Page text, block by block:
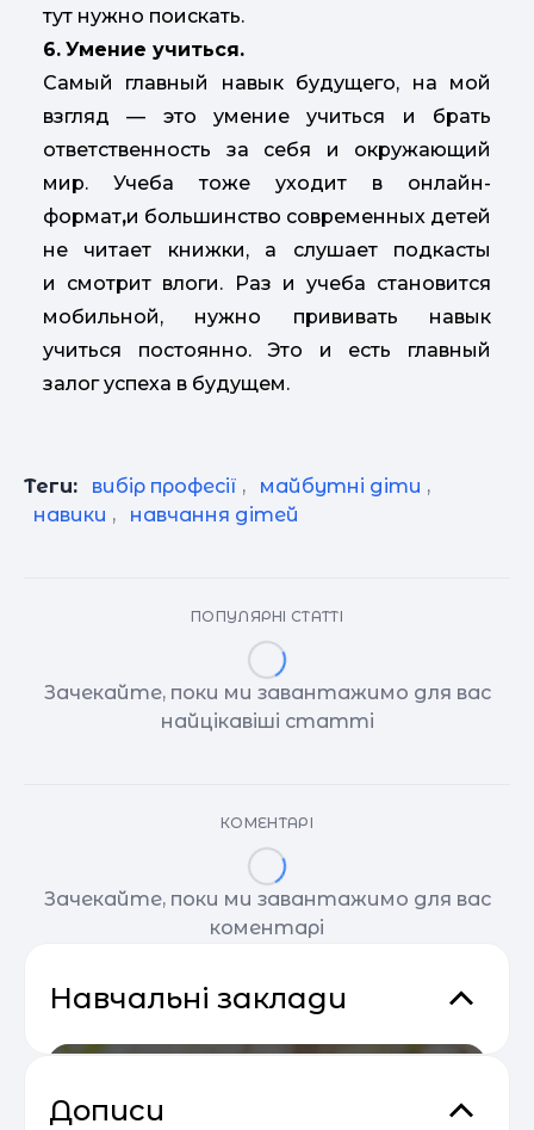
тут нужно поискать.
6. Умение учиться.
Самый главный навык будущего, на мой
взгляд — это умение учиться и брать
ответственность за себя и окружающий
мир. Учеба тоже уходит в онлайн-
формат,и большинство современных детей
не читает книжки, а слушает подкасты
и смотрит влоги. Раз и учеба становится
мобильной, нужно прививать навык
учиться постоянно. Это и есть главный
залог успеха в будущем.
Теги: вибір професії , майбутні діти ,
навики , навчання дітей
ПОПУЛЯРНІ СТАТТІ
Зачекайте, поки ми завантажимо для вас
найцікавіші статті
КОМЕНТАРІ
Зачекайте, поки ми завантажимо для вас
коментарі
Навчальні заклади
Дописи